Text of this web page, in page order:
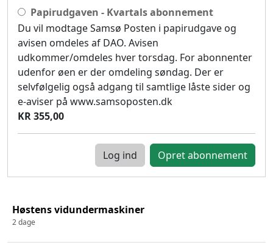
Papirudgaven - Kvartals abonnement
Du vil modtage Samsø Posten i papirudgave og
avisen omdeles af DAO. Avisen
udkommer/omdeles hver torsdag. For abonnenter
udenfor øen er der omdeling søndag. Der er
selvfølgelig også adgang til samtlige låste sider og
e-aviser på www.samsoposten.dk
KR 355,00
Log ind
Høstens vidundermaskiner
2 dage